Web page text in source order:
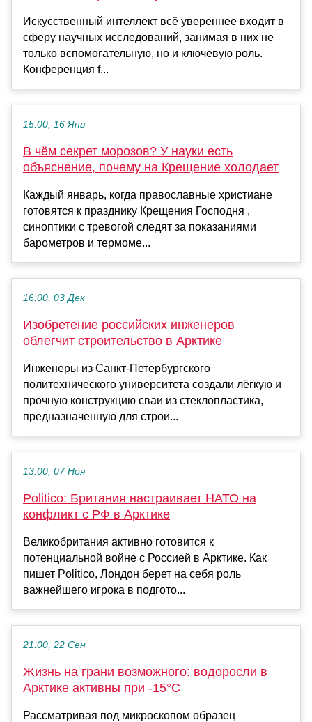
Искусственный интеллект всё увереннее входит в
сферу научных исследований, занимая в них не
только вспомогательную, но и ключевую роль.
Конференция f...
15:00, 16 Янв
В чём секрет морозов? У науки есть
объяснение, почему на Крещение холодает
Каждый январь, когда православные христиане
готовятся к празднику Крещения Господня ,
синоптики с тревогой следят за показаниями
барометров и термоме...
16:00, 03 Дек
Изобретение российских инженеров
облегчит строительство в Арктике
Инженеры из Санкт-Петербургского
политехнического университета создали лёгкую и
прочную конструкцию сваи из стеклопластика,
предназначенную для строи...
13:00, 07 Ноя
Politico: Британия настраивает НАТО на
конфликт с РФ в Арктике
Великобритания активно готовится к
потенциальной войне с Россией в Арктике. Как
пишет Politico, Лондон берет на себя роль
важнейшего игрока в подгото...
21:00, 22 Сен
Жизнь на грани возможного: водоросли в
Арктике активны при -15°C
Рассматривая под микроскопом образец